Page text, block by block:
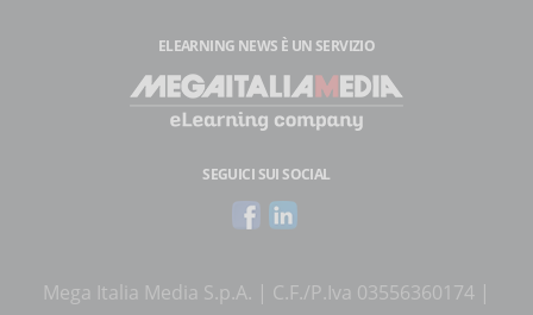
ELEARNING NEWS È UN SERVIZIO
SEGUICI SUI SOCIAL
Mega Italia Media S.p.A. | C.F./P.Iva 03556360174 |